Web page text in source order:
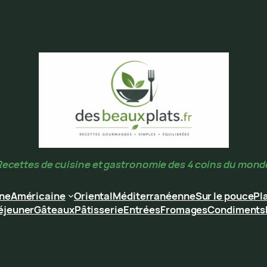
de cuisine et gastronomie des 4 coins du
Américaine OrientalMéditerranéenneSur le pouce
GâteauxPâtisserieEntréesFromagesCondiments